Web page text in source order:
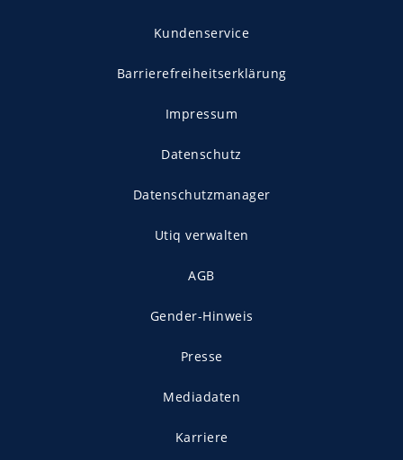
Kundenservice
Barrierefreiheitserklärung
Impressum
Datenschutz
Datenschutzmanager
Utiq verwalten
AGB
Gender-Hinweis
Presse
Mediadaten
Karriere